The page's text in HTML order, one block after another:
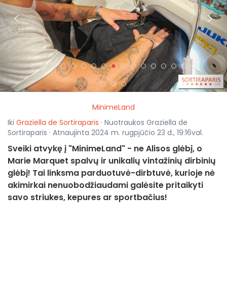
< >
MinimeLand
Iki Graziella de Sortiraparis · Nuotraukos Graziella de
Sortiraparis · Atnaujinta 2024 m. rugpjūčio 23 d., 19:16val.
Sveiki atvykę į "MinimeLand" - ne Alisos glėbį, o
Marie Marquet spalvų ir unikalių vintažinių dirbinių
glėbį! Tai linksma parduotuvė-dirbtuvė, kurioje nė
akimirkai nenuobodžiaudami galėsite pritaikyti
savo striukes, kepures ar sportbačius!